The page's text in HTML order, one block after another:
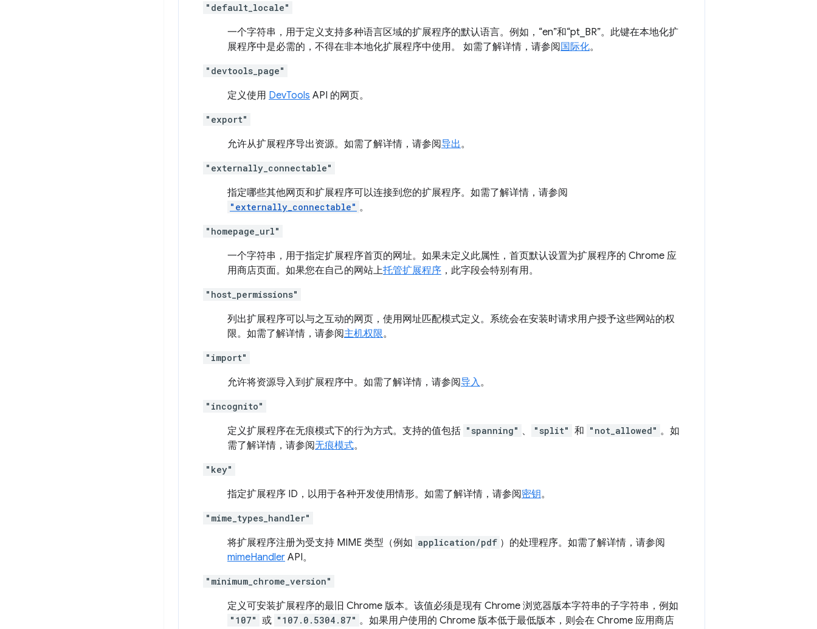
"default_locale"
一个字符串，用于定义支持多种语言区域的扩展程序的默认语言。例如，“en”和“pt_BR”。此键在本地化扩
展程序中是必需的，不得在非本地化扩展程序中使用。 如需了解详情，请参阅 国际化。
"devtools_page"
定义使用 DevTools API 的网页。
"export"
允许从扩展程序导出资源。如需了解详情，请参阅导出。
"externally_connectable"
指定哪些其他网页和扩展程序可以连接到您的扩展程序。如需了解详情，请参阅
"externally_connectable" 。
"homepage_url"
一个字符串，用于指定扩展程序首页的网址。如果未定义此属性，首页默认设置为扩展程序的 Chrome 应
用商店页面。如果您在自己的网站上托管扩展程序 ，此字段会特别有用。
"host_permissions"
列出扩展程序可以与之互动的网页，使用网址匹配模式定义。系统会在安装时请求用户授予这些网站的权
限。如需了解详情，请参阅主机权限。
"import"
允许将资源导入到扩展程序中。如需了解详情，请参阅导入。
"incognito"
定义扩展程序在无痕模式下的行为方式。支持的值包括 "spanning" 、 "split" 和 "not_allowed" 。如
需了解详情，请参阅无痕模式。
"key"
指定扩展程序 ID，以用于各种开发使用情形。如需了解详情，请参阅密钥。
"mime_types_handler"
将扩展程序注册为受支持 MIME 类型（例如 application/pdf ）的处理程序。如需了解详情，请参阅
mimeHandler API。
"minimum_chrome_version"
定义可安装扩展程序的最旧 Chrome 版本。该值必须是现有 Chrome 浏览器版本字符串的子字符串，例如
"107" 或 "107.0.5304.87" 。如果用户使用的 Chrome 版本低于最低版本，则会在 Chrome 应用商店